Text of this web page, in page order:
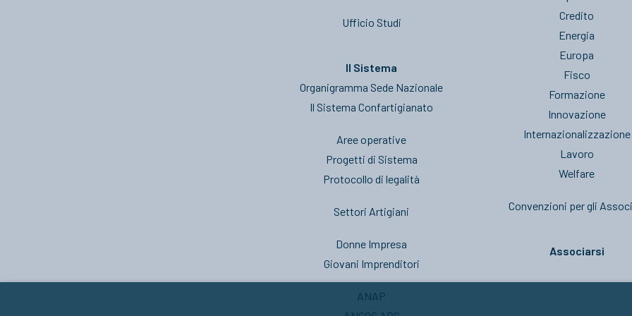
Ufficio Studi
Il Sistema
Organigramma Sede Nazionale
Il Sistema Confartigianato
Aree operative
Progetti di Sistema
Protocollo di legalità
Settori Artigiani
Donne Impresa
Giovani Imprenditori
ANAP
Credito
Energia
Europa
Fisco
Formazione
Innovazione
Internazionalizzazione
Lavoro
Welfare
Convenzioni per gli
Associarsi